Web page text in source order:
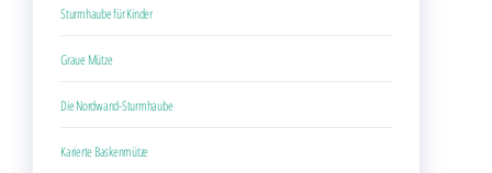
Sturmhaube für Kinder
Graue Mütze
Die Nordwand-Sturmhaube
Karierte Baskenmütze